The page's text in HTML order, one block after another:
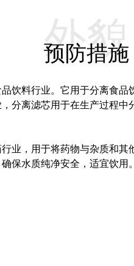
预防措施
外貌
饮料行业。它用于分离食
分离滤芯用于在生产过程中
业，用于将药物与杂质和
保水质纯净安全，适宜饮用。